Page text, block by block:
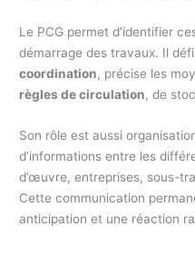
Le PCG permet d’identifier
démarrage des travaux. Il
coordination, précise les
règles de circulation, de
Son rôle est aussi
d’informations entre les
d’œuvre, entreprises, sous-
Cette communication
anticipation et une réaction